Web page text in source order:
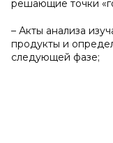
решающие точки
– Акты анализа
продукты и
следующей фазе;